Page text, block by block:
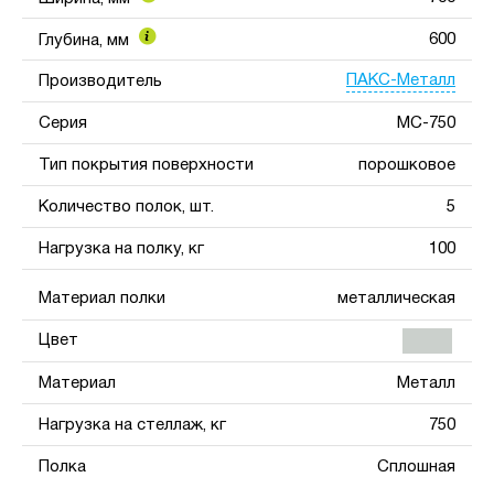
Глубина, мм 600
Производитель ПАКС-Металл
Серия МС-750
Тип покрытия поверхности порошковое
Количество полок, шт. 5
Нагрузка на полку, кг 100
Материал полки металлическая
Цвет
Материал Металл
Нагрузка на стеллаж, кг 750
Полка Сплошная